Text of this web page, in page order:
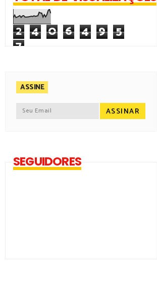
2 4 0 6 4 9 5
7
ASSINE
SEGUIDORES